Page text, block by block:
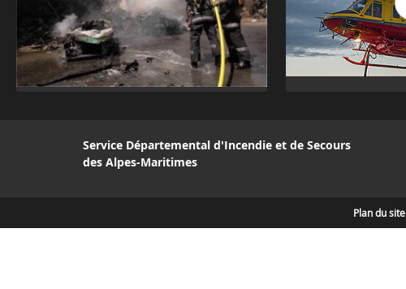
Service Départemental d'Incendie et de Secours
des Alpes-Maritimes
Plan du site